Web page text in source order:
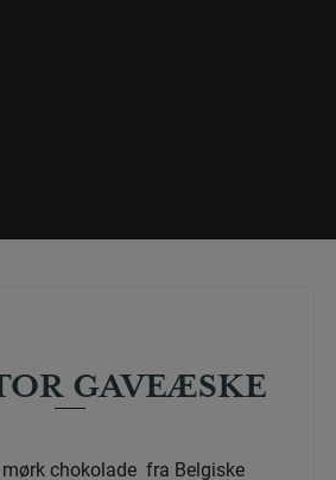
GAVEÆSKE
mørk chokolade fra Belgiske